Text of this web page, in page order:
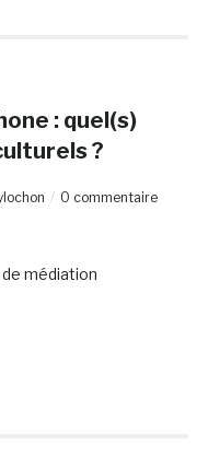
: quel(s)
?
0 commentaire
médiation